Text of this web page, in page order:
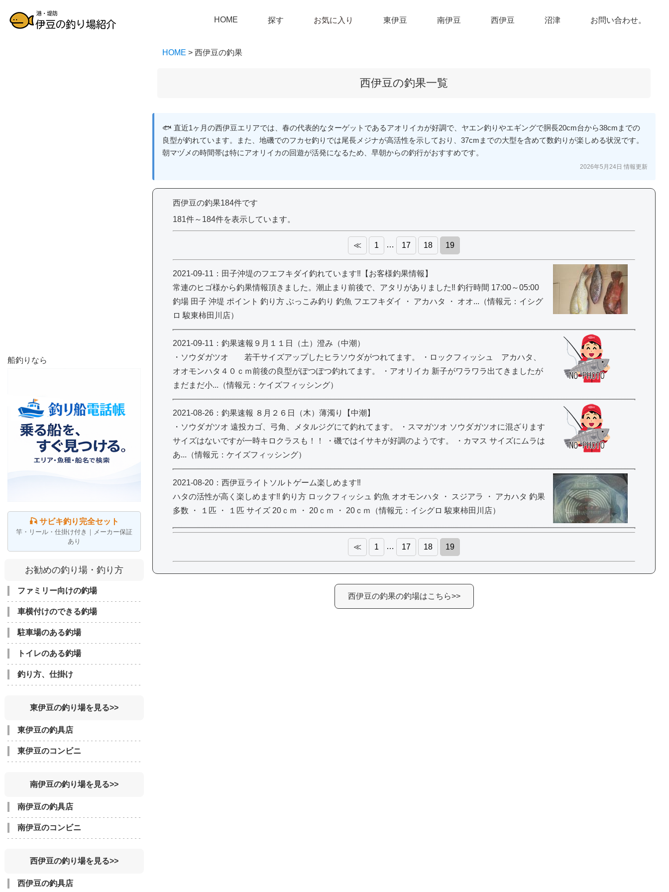
HOME 探す お気に入り 東伊豆 南伊豆 西伊豆 沼津 お問い合わせ。
HOME > 西伊豆の釣果
西伊豆の釣果一覧
🐟 直近1ヶ月の西伊豆エリアでは、春の代表的なターゲットであるアオリイカが好調で、ヤエン釣りやエギングで胴長20cm台から38cmまでの
良型が釣れています。また、地磯でのフカセ釣りでは尾長メジナが高活性を示しており、37cmまでの大型を含めて数釣りが楽しめる状況です。
朝マヅメの時間帯は特にアオリイカの回遊が活発になるため、早朝からの釣行がおすすめです。
2026年5月24日 情報更新
西伊豆の釣果184件です
181件～184件を表示しています。
≪ 1 … 17 18 19
2021-09-11：田子沖堤のフエフキダイ釣れています‼【お客様釣果情報】
常連のヒゴ様から釣果情報頂きました。潮止まり前後で、アタリがありました‼ 釣行時間 17:00～05:00
釣場 田子 沖堤 ポイント 釣り方 ぶっこみ釣り 釣魚 フエフキダイ ・ アカハタ ・ オオ...（情報元：イシグ
ロ 駿東柿田川店）
2021-09-11：釣果速報９月１１日（土）澄み（中潮）
・ソウダガツオ 若干サイズアップしたヒラソウダがつれてます。 ・ロックフィッシュ アカハタ、
オオモンハタ４０ｃｍ前後の良型がぽつぽつ釣れてます。 ・アオリイカ 新子がワラワラ出てきましたが
まだまだ小...（情報元：ケイズフィッシング）
2021-08-26：釣果速報 ８月２６日（木）薄濁り【中潮】
・ソウダガツオ 遠投カゴ、弓角、メタルジグにて釣れてます。 ・スマガツオ ソウダガツオに混ざります
サイズはないですが一時キロクラスも！！ ・磯ではイサキが好調のようです。 ・カマス サイズにムラは
あ...（情報元：ケイズフィッシング）
2021-08-20：西伊豆ライトソルトゲーム楽しめます‼
ハタの活性が高く楽しめます‼ 釣り方 ロックフィッシュ 釣魚 オオモンハタ ・ スジアラ ・ アカハタ 釣果
多数 ・ １匹 ・ １匹 サイズ 20ｃｍ ・ 20ｃｍ ・ 20ｃｍ（情報元：イシグロ 駿東柿田川店）
≪ 1 … 17 18 19
西伊豆の釣果の釣場はこちら>>
船釣りなら
🎣 サビキ釣り完全セット
竿・リール・仕掛け付き｜メーカー保証
あり
お勧めの釣り場・釣り方
ファミリー向けの釣場
車横付けのできる釣場
駐車場のある釣場
トイレのある釣場
釣り方、仕掛け
東伊豆の釣り場を見る>>
東伊豆の釣具店
東伊豆のコンビニ
南伊豆の釣り場を見る>>
南伊豆の釣具店
南伊豆のコンビニ
西伊豆の釣り場を見る>>
西伊豆の釣具店